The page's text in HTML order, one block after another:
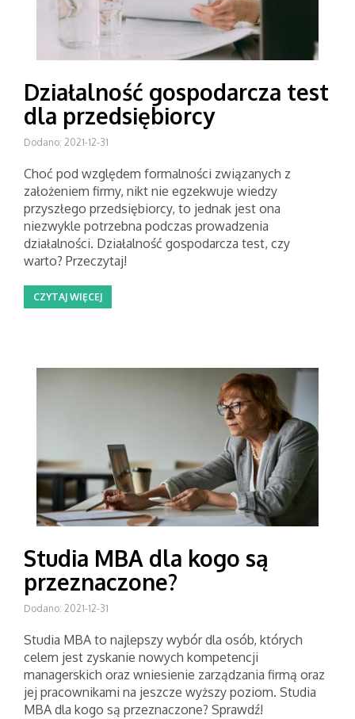
Działalność gospodarcza test
dla przedsiębiorcy
Dodano: 2021-12-31
Choć pod względem formalności związanych z
założeniem firmy, nikt nie egzekwuje wiedzy
przyszłego przedsiębiorcy, to jednak jest ona
niezwykle potrzebna podczas prowadzenia
działalności. Działalność gospodarcza test, czy
warto? Przeczytaj!
CZYTAJ WIĘCEJ
Studia MBA dla kogo są
przeznaczone?
Dodano: 2021-12-31
Studia MBA to najlepszy wybór dla osób, których
celem jest zyskanie nowych kompetencji
managerskich oraz wniesienie zarządzania firmą oraz
jej pracownikami na jeszcze wyższy poziom. Studia
MBA dla kogo są przeznaczone? Sprawdź!